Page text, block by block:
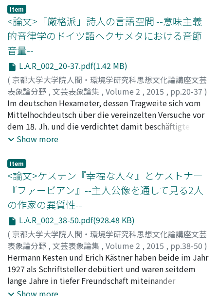
metaphorisch die Lebenden im Ghetto als Typhus, aber
er bringt sie nicht unterschiedslos ums Leben. Er tötet
nur die, die Verbrechen zu begehen pflegen, aber durch
ihre intimen Beziehungen zur k.u.k. Polizei jeder Strafe
entgehen können, konkret gesagt: Dr. Wassory, Karl
Zottmann und Aaron Wassertrum. Bei dem Golem
handelt es sich nämlich in Wahrheit um einen
Beschützer der Armen, d. h. der meisten Bewohner des
Ghettos. Zudem ist der Golem nicht bloß der
Doppelgänger, das Spiegelbild Pernaths, sondern der
Andere aus dem Stein, den der Gemmenschneider
Pernath so glatt und glänzend poliert, daß er wie ein
Stück Fett aussieht, und beseelt ist. Also müssen wir
die Rolle des Golem von Meyrink aufwerten als eine Art
von Krankheit, die nicht von der Assanierung vernichtet
werden muss, sondern in homöopathischer Weise die
Selbstheilungskräfte der Ghetto-Bewohner
wiederherstellt.
Item
<論文>「厳格派」詩人の言語空間 --意味主義
的音律学のドイツ語ヘクサメタにおける音節
音量--
L.A.R_002_20-37.pdf(1.42 MB)
( 京都大学大学院人間・環境学研究科思想文化論講座文芸
表象論分野 , 文芸表象論集 , Volume 2 , 2015 , pp.20-37 )
松波, 烈;MATSUNAMI, Retsu;マツナミ, レツ
Im deutschen Hexameter, dessen Tragweite sich vom
Mittelhochdeutsch über die vereinzelten Versuche vor
dem 18. Jh. und die verdichtet damit beschäftigte Zeit
während des literarischen Klassizismus bis in die erste
Silbenmaß erst durch eine der deutschen Prosodien, als
derer repräsentierende Gründer Friedrich Gottlieb
Klopstock (1724-1803), Karl Philipp Moritz (1756-1793)
und Johann Heinrich Voß (1751-1826) gelten, etabliert
wurde, nahmen die "Rigoristen", wie sie so von der
Nachwelt und z. T. auch damals schon genannt wurden,
nämlich Voß, Friedrich August Wolf (1759-1824),
Wilhelm von Humboldt (1767-1835), August Wilhelm
Schlegel (1767-1845) und August Graf von Platen (1796-
1835), die streng "antik gemessenen" Verse, d.h. die im
geraden Takt, mit denen bei den alten Griechen und
Römern übereinstimmend, in Anspruch. Erstens geben
Show more
Item
<論文>ケステン『幸福な人々』とケストナー
『ファービアン』--主人公像を通して見る2人
の作家の異質性--
L.A.R_002_38-50.pdf(928.48 KB)
( 京都大学大学院人間・環境学研究科思想文化論講座文芸
表象論分野 , 文芸表象論集 , Volume 2 , 2015 , pp.38-50 )
吉田, 千裕 ;YOSHIDA, Chihiro;ヨシダ, チヒロ
Hermann Kesten und Erich Kästner haben beide im Jahr
1927 als Schriftsteller debütiert und waren seitdem
lange Jahre in tiefer Freundschaft miteinander
verbunden. Man nennt sie beide Dichter der Neuen
Show more